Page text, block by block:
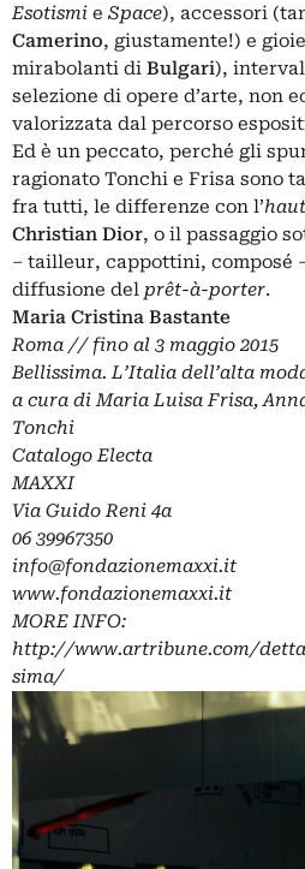
Esotismi e Space), accessori
Camerino, giustamente!) e
mirabolanti di Bulgari),
selezione di opere d’arte, non
valorizzata dal percorso
Ed è un peccato, perché gli
ragionato Tonchi e Frisa sono
fra tutti, le differenze con l’
Christian Dior, o il passaggio
– tailleur, cappottini, composé
diffusione del prêt-à-porter.
Maria Cristina Bastante
Roma // fino al 3 maggio 2015
Bellissima. L’Italia dell’alta
a cura di Maria Luisa Frisa,
Tonchi
Catalogo Electa
MAXXI
Via Guido Reni 4a
06 39967350
info@fondazionemaxxi.it
www.fondazionemaxxi.it
MORE INFO:
http://www.artribune.com/
sima/